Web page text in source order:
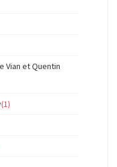
Vian et Quentin
(1)